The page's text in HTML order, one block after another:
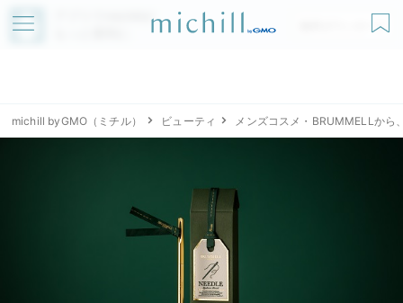
アプリでmichillが
無料ダウンロード
michill byGMO（ミチル） ビューティ メンズコスメ・BRUMMELLから